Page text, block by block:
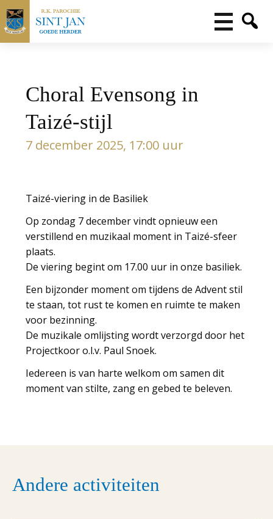
Choral Evensong in
Taizé-stijl
7 december 2025, 17:00 uur
Taizé-viering in de Basiliek
Op zondag 7 december vindt opnieuw een
verstillend en muzikaal moment in Taizé-sfeer
plaats.
De viering begint om 17.00 uur in onze basiliek.
Een bijzonder moment om tijdens de Advent stil
te staan, tot rust te komen en ruimte te maken
voor bezinning.
De muzikale omlijsting wordt verzorgd door het
Projectkoor o.l.v. Paul Snoek.
Iedereen is van harte welkom om samen dit
moment van stilte, zang en gebed te beleven.
Andere activiteiten